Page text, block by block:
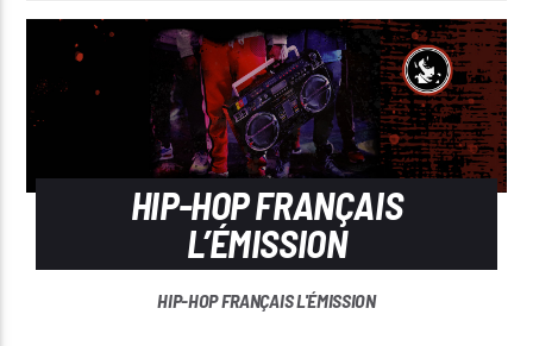
HIP-HOP FRANÇAIS
L’ÉMISSION
HIP-HOP FRANÇAIS L'ÉMISSION